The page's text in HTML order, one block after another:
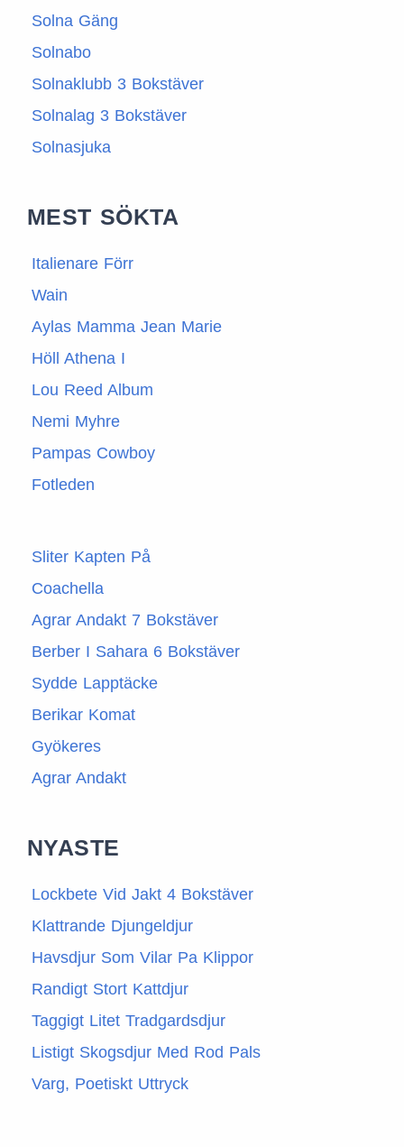
Solna Gäng
Solnabo
Solnaklubb 3 Bokstäver
Solnalag 3 Bokstäver
Solnasjuka
MEST SÖKTA
Italienare Förr
Wain
Aylas Mamma Jean Marie
Höll Athena I
Lou Reed Album
Nemi Myhre
Pampas Cowboy
Fotleden
Sliter Kapten På
Coachella
Agrar Andakt 7 Bokstäver
Berber I Sahara 6 Bokstäver
Sydde Lapptäcke
Berikar Komat
Gyökeres
Agrar Andakt
NYASTE
Lockbete Vid Jakt 4 Bokstäver
Klattrande Djungeldjur
Havsdjur Som Vilar Pa Klippor
Randigt Stort Kattdjur
Taggigt Litet Tradgardsdjur
Listigt Skogsdjur Med Rod Pals
Varg, Poetiskt Uttryck